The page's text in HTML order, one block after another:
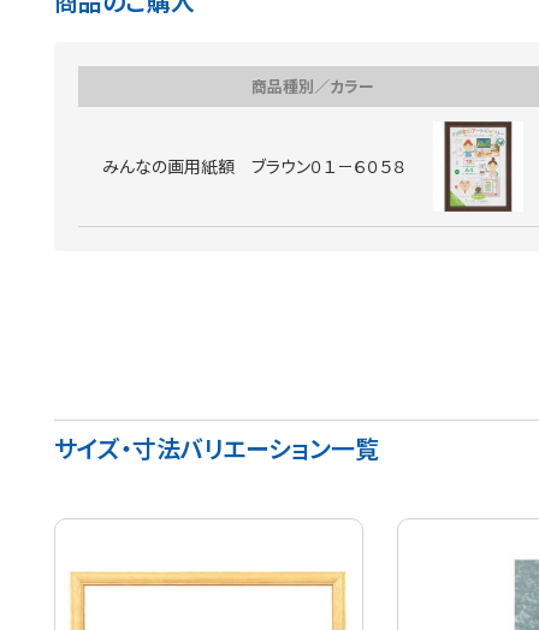
商品種別／カラー
みんなの画用紙額 ブラウン０１－６０５８
サイズ・寸法バリエーション一覧